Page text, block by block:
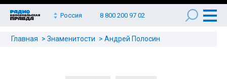
Россия 8 800 200 97 02
Главная Знаменитости Андрей Полосин